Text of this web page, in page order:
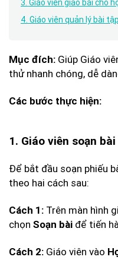
3. Giáo viên giao bài cho
4. Giáo viên quản lý bài
Mục đích: Giúp Giáo
thử nhanh chóng, dễ
Các bước thực hiện:
1. Giáo viên soạn bài
Để bắt đầu soạn phiếu
theo hai cách sau:
Cách 1: Trên màn hình
chọn Soạn bài để tiến
Cách 2: Giáo viên vào